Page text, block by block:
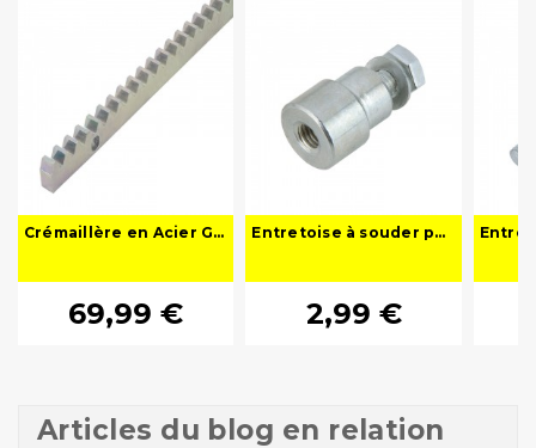
Crémaillère en Acier Galvanisé à Visser 2m (30 x 12 mm - Module 4) – Pour Portail Coulissant
69,99 €
Entretoise à souder pour crémaillère de portail motorisé
2,99 €
Articles du blog en relation